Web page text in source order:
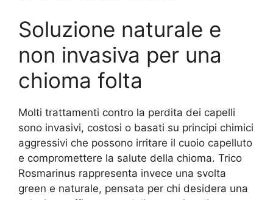
Soluzione naturale e
non invasiva per una
chioma folta
Molti trattamenti contro la perdita dei capelli
sono invasivi, costosi o basati su principi chimici
aggressivi che possono irritare il cuoio capelluto
e compromettere la salute della chioma. Trico
Rosmarinus rappresenta invece una svolta
green e naturale, pensata per chi desidera una